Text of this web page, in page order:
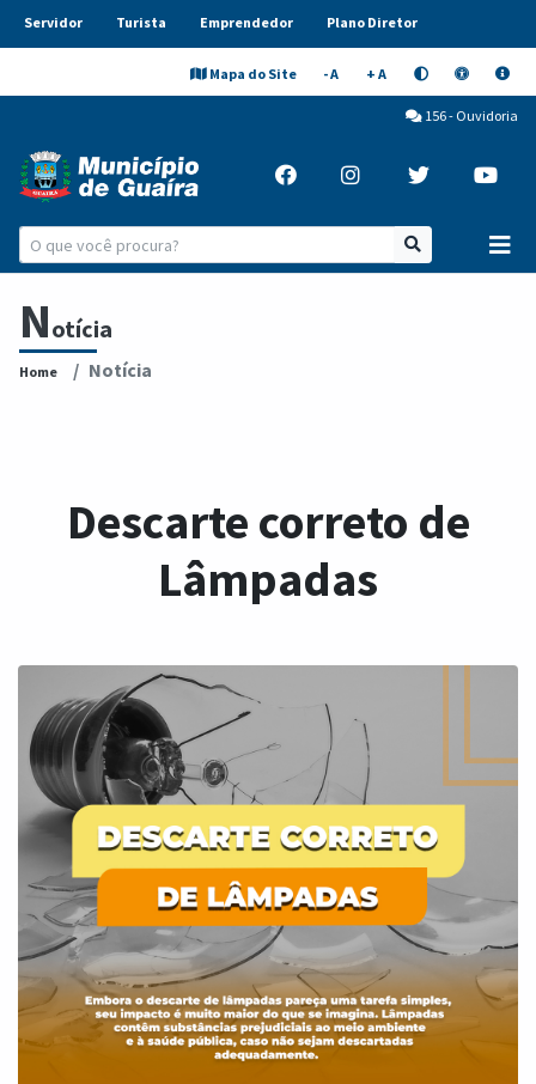
Servidor Turista Emprendedor Plano Diretor
Mapa do Site - A + A
156 - Ouvidoria
Notícia
Home Notícia
Descarte correto de
Lâmpadas